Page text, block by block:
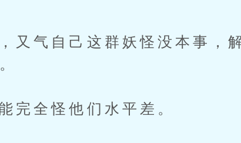
自己这群妖怪没本事，
全怪他们水平差。